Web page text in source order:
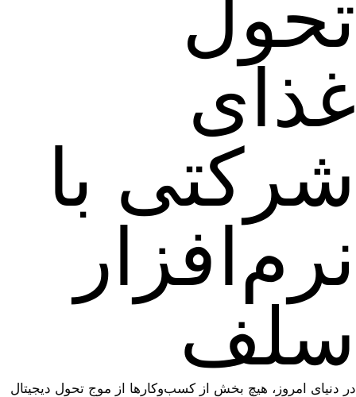
تحول
غذای
شرکتی با
نرم‌افزار
سلف
در دنیای امروز، هیچ بخش از کسب‌وکارها از موج تحول دیجیتال